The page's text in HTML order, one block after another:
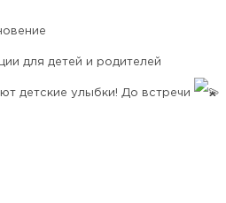
для детей и родителей
детские улыбки! До встречи